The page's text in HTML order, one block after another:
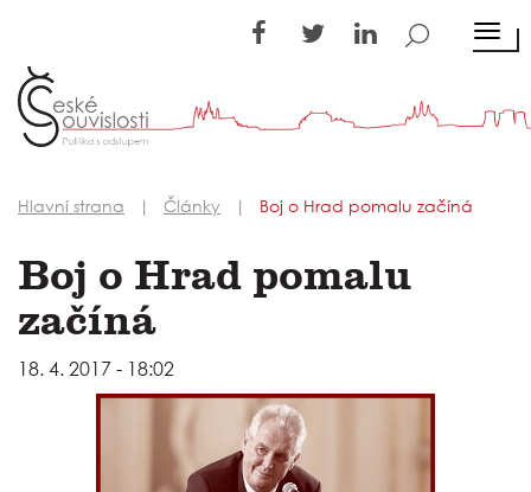
Hlavní strana Články Boj o Hrad pomalu začíná
Boj o Hrad pomalu
začíná
18. 4. 2017 - 18:02